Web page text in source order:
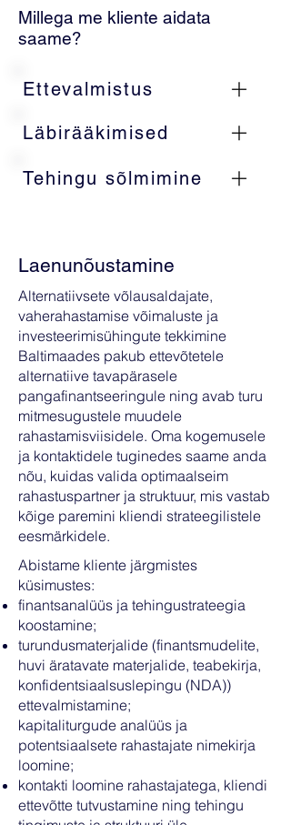
Millega me kliente aidata
saame?
Ettevalmistus
Läbirääkimised
Tehingu sõlmimine
Laenunõustamine
Alternatiivsete võlausaldajate,
vaherahastamise võimaluste ja
investeerimisühingute tekkimine
Baltimaades pakub ettevõtetele
alternatiive tavapärasele
pangafinantseeringule ning avab turu
mitmesugustele muudele
rahastamisviisidele. Oma kogemusele
ja kontaktidele tuginedes saame anda
nõu, kuidas valida optimaalseim
rahastuspartner ja struktuur, mis vastab
kõige paremini kliendi strateegilistele
eesmärkidele.
Abistame kliente järgmistes
küsimustes:
finantsanalüüs ja tehingustrateegia
koostamine;
turundusmaterjalide (finantsmudelite,
huvi äratavate materjalide, teabekirja,
konfidentsiaalsuslepingu (NDA))
ettevalmistamine;
kapitaliturgude analüüs ja
potentsiaalsete rahastajate nimekirja
loomine;
kontakti loomine rahastajatega, kliendi
ettevõtte tutvustamine ning tehingu